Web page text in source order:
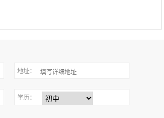
地址：
学历：